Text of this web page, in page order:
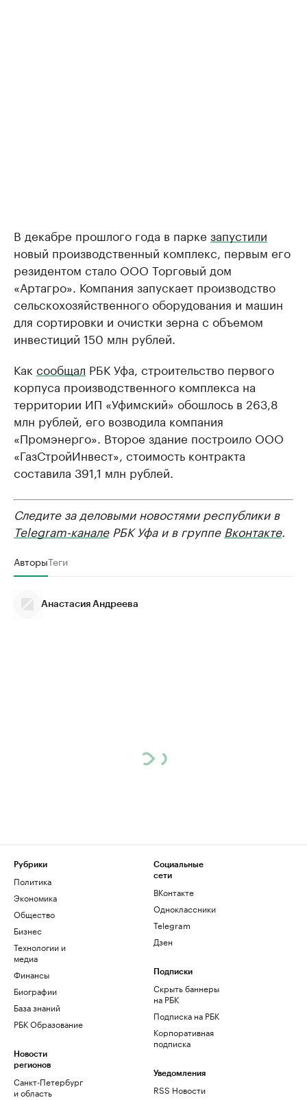
В декабре прошлого года в парке запустили
новый производственный комплекс, первым его
резидентом стало ООО Торговый дом
«Артагро». Компания запускает производство
сельскохозяйственного оборудования и машин
для сортировки и очистки зерна с объемом
инвестиций 150 млн рублей.
Как сообщал РБК Уфа, строительство первого
корпуса производственного комплекса на
территории ИП «Уфимский» обошлось в 263,8
млн рублей, его возводила компания
«Промэнерго». Второе здание построило ООО
«ГазСтройИнвест», стоимость контракта
составила 391,1 млн рублей.
Следите за деловыми новостями республики в
Telegram-каналеРБК Уфа и в группе Вконтакте.
АвторыТеги
Анастасия Андреева
Рубрики
Политика
Экономика
Общество
Бизнес
Технологии и
медиа
Финансы
Биографии
База знаний
РБК Образование
Новости
регионов
Санкт-Петербург
и область
Социальные
сети
ВКонтакте
Одноклассники
Telegram
Дзен
Подписки
Скрыть баннеры
на РБК
Подписка на РБК
Корпоративная
подписка
Уведомления
RSS Новости